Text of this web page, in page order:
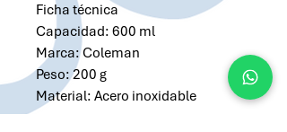
Ficha técnica
Capacidad: 600 ml
Marca: Coleman
Peso: 200 g
Material: Acero inoxidable